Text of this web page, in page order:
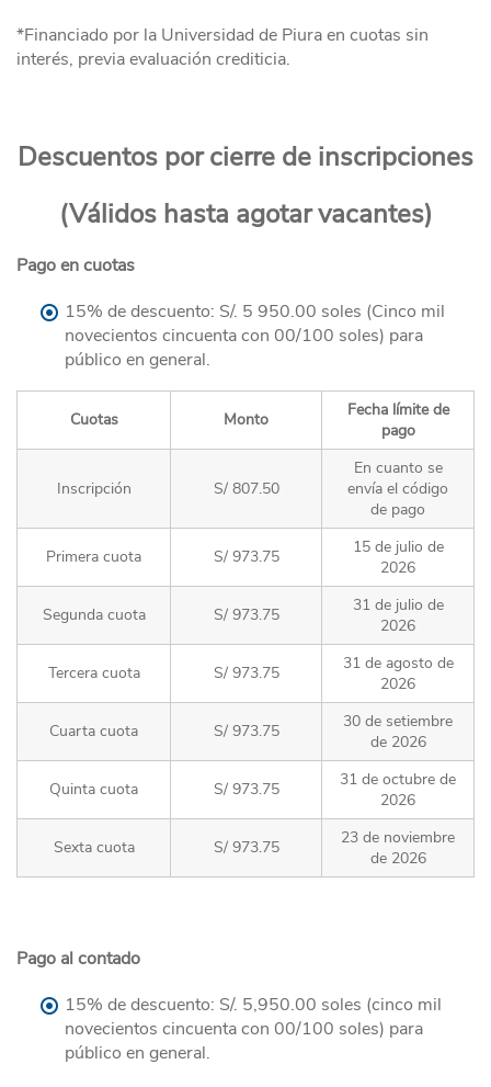
*Financiado por la Universidad de Piura en cuotas sin
interés, previa evaluación crediticia.
Descuentos por cierre de inscripciones
(Válidos hasta agotar vacantes)
Pago en cuotas
15% de descuento: S/. 5 950.00 soles (Cinco mil
novecientos cincuenta con 00/100 soles) para
público en general.
Cuotas Monto
Fecha límite de
pago
Inscripción S/ 807.50
En cuanto se
envía el código
de pago
Primera cuota S/ 973.75
15 de julio de
2026
Segunda cuota S/ 973.75
31 de julio de
2026
Tercera cuota S/ 973.75
31 de agosto de
2026
Cuarta cuota S/ 973.75
30 de setiembre
de 2026
Quinta cuota S/ 973.75
31 de octubre de
2026
Sexta cuota S/ 973.75
23 de noviembre
de 2026
Pago al contado
15% de descuento: S/. 5,950.00 soles (cinco mil
novecientos cincuenta con 00/100 soles) para
público en general.